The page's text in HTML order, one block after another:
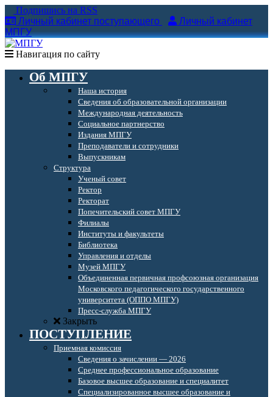
Подпишись на RSS
Личный кабинет поступающего
Личный кабинет
МПГУ
Навигация по сайту
Об МПГУ
Наша история
Сведения об образовательной организации
Международная деятельность
Социальное партнерство
Издания МПГУ
Преподаватели и сотрудники
Выпускникам
Структура
Ученый совет
Ректор
Ректорат
Попечительский совет МПГУ
Филиалы
Институты и факультеты
Библиотека
Управления и отделы
Музей МПГУ
Объединенная первичная профсоюзная организация
Московского педагогического государственного
университета (ОППО МПГУ)
Пресс-служба МПГУ
Закрыть
ПОСТУПЛЕНИЕ
Приемная комиссия
Сведения о зачислении — 2026
Среднее профессиональное образование
Базовое высшее образование и специалитет
Специализированное высшее образование и